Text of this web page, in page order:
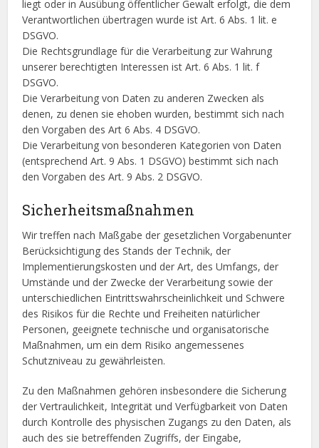
liegt oder in Ausübung öffentlicher Gewalt erfolgt, die dem
Verantwortlichen übertragen wurde ist Art. 6 Abs. 1 lit. e
DSGVO.
Die Rechtsgrundlage für die Verarbeitung zur Wahrung
unserer berechtigten Interessen ist Art. 6 Abs. 1 lit. f
DSGVO.
Die Verarbeitung von Daten zu anderen Zwecken als
denen, zu denen sie ehoben wurden, bestimmt sich nach
den Vorgaben des Art 6 Abs. 4 DSGVO.
Die Verarbeitung von besonderen Kategorien von Daten
(entsprechend Art. 9 Abs. 1 DSGVO) bestimmt sich nach
den Vorgaben des Art. 9 Abs. 2 DSGVO.
Sicherheitsmaßnahmen
Wir treffen nach Maßgabe der gesetzlichen Vorgabenunter
Berücksichtigung des Stands der Technik, der
Implementierungskosten und der Art, des Umfangs, der
Umstände und der Zwecke der Verarbeitung sowie der
unterschiedlichen Eintrittswahrscheinlichkeit und Schwere
des Risikos für die Rechte und Freiheiten natürlicher
Personen, geeignete technische und organisatorische
Maßnahmen, um ein dem Risiko angemessenes
Schutzniveau zu gewährleisten.
Zu den Maßnahmen gehören insbesondere die Sicherung
der Vertraulichkeit, Integrität und Verfügbarkeit von Daten
durch Kontrolle des physischen Zugangs zu den Daten, als
auch des sie betreffenden Zugriffs, der Eingabe,